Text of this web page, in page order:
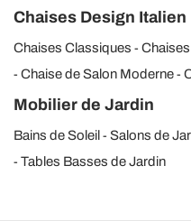
Chaises Design Italien
Chaises Classiques
Chaise de Salon Moderne
Mobilier de Jardin
Bains de Soleil Salons de
Tables Basses de Jardin